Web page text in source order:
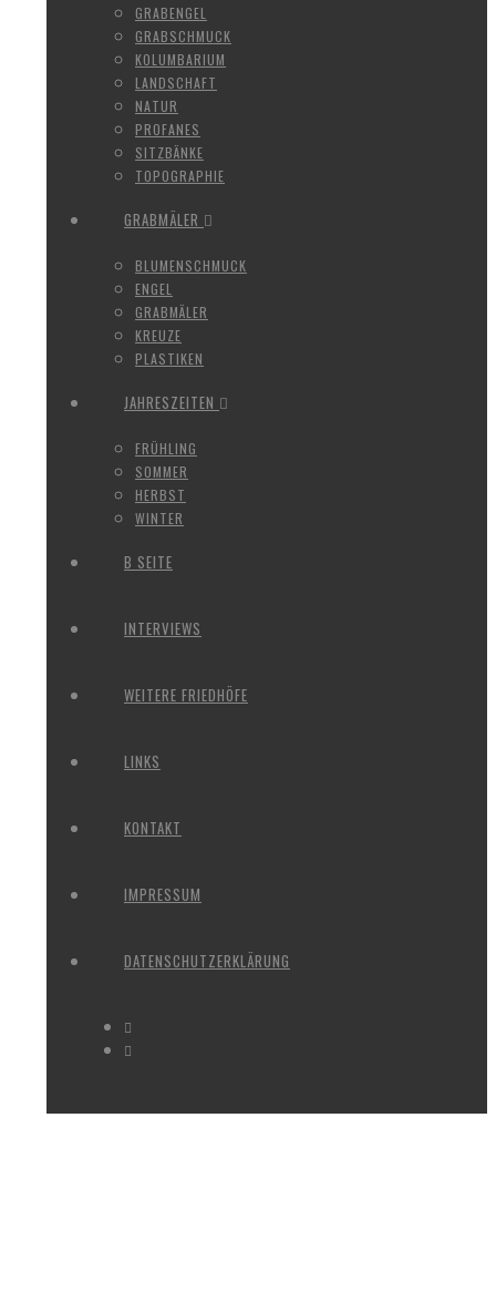
GRABENGEL
GRABSCHMUCK
KOLUMBARIUM
LANDSCHAFT
NATUR
PROFANES
SITZBÄNKE
TOPOGRAPHIE
GRABMÄLER
BLUMENSCHMUCK
ENGEL
GRABMÄLER
KREUZE
PLASTIKEN
JAHRESZEITEN
FRÜHLING
SOMMER
HERBST
WINTER
B SEITE
INTERVIEWS
WEITERE FRIEDHÖFE
LINKS
KONTAKT
IMPRESSUM
DATENSCHUTZERKLÄRUNG